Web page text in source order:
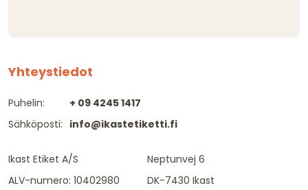
Yhteystiedot
Puhelin:
Sähköposti:
+ 09 4245 1417
info@ikastetiketti.fi
Ikast Etiket A/S
ALV-numero: 10402980
Neptunvej 6
DK-7430 Ikast